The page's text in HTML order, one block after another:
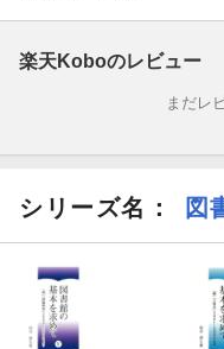
楽天Koboのレビュー
まだレ
シリーズ名： 図